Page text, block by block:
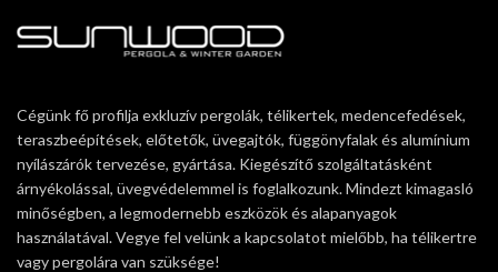
Cégünk fő profilja exkluzív pergolák, télikertek, medencefedések,
teraszbeépítések, előtetők, üvegajtók, függönyfalak és alumínium
nyílászárók tervezése, gyártása. Kiegészítő szolgáltatásként
árnyékolással, üvegvédelemmel is foglalkozunk. Mindezt kimagasló
minőségben, a legmodernebb eszközök és alapanyagok
használatával. Vegye fel velünk a kapcsolatot mielőbb, ha télikertre
vagy pergolára van szüksége!